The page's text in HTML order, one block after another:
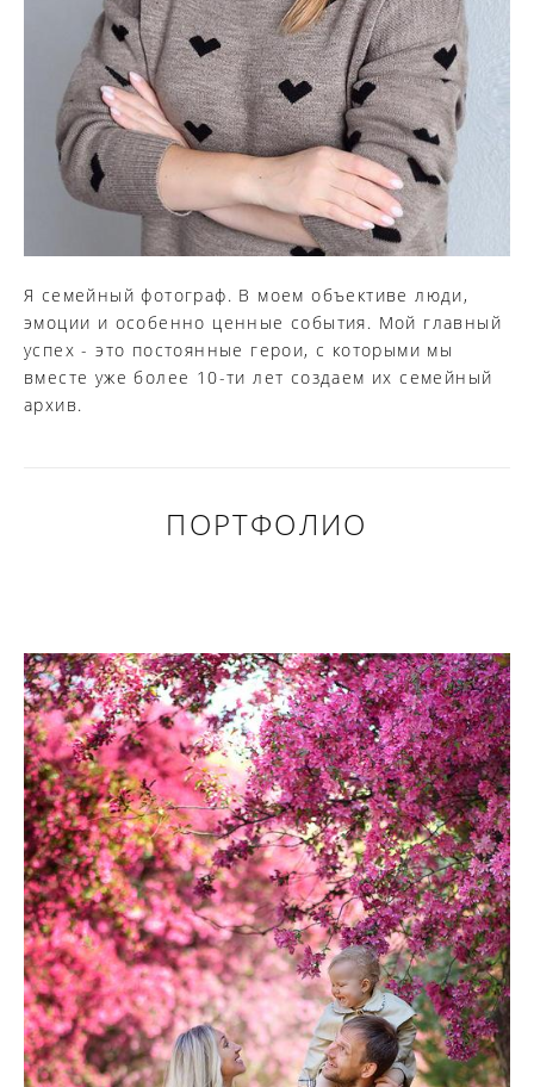
Я семейный фотограф. В моем объективе люди,
эмоции и особенно ценные события. Мой главный
успех - это постоянные герои, с которыми мы
вместе уже более 10-ти лет создаем их семейный
архив.
ПОРТФОЛИО